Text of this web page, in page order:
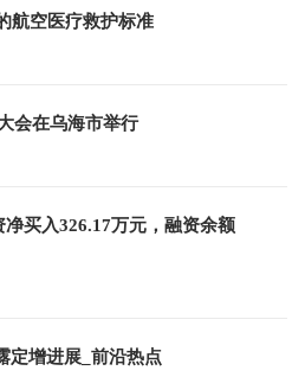
航空医疗救护标准
会在乌海市举行
净买入326.17万元，融资余额
定增进展_前沿热点